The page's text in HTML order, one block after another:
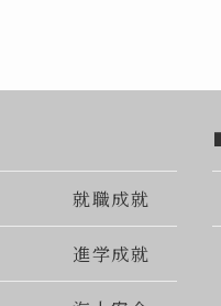
就職成就
進学成就